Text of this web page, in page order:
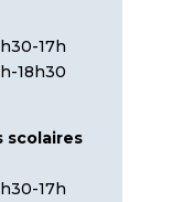
17h
18h30
scolaires
17h